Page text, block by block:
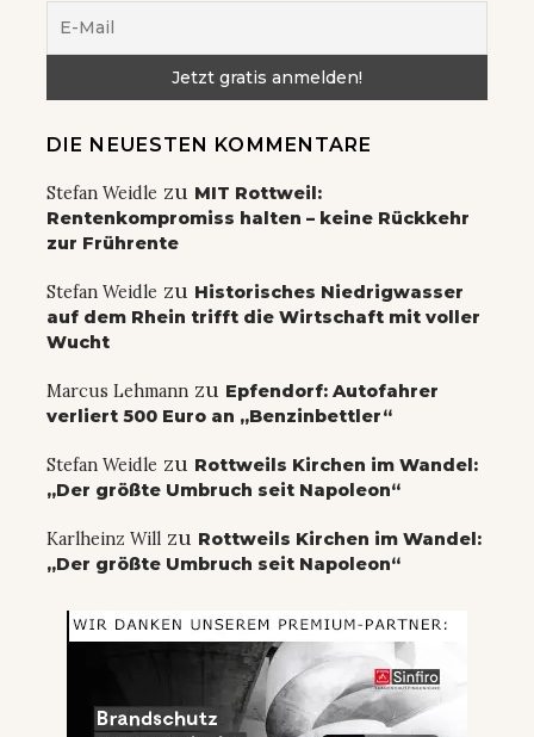
DIE NEUESTEN KOMMENTARE
Stefan Weidle zu MIT Rottweil:
Rentenkompromiss halten – keine Rückkehr
zur Frührente
Stefan Weidle zu Historisches Niedrigwasser
auf dem Rhein trifft die Wirtschaft mit voller
Wucht
Marcus Lehmann zu Epfendorf: Autofahrer
verliert 500 Euro an „Benzinbettler“
Stefan Weidle zu Rottweils Kirchen im Wandel:
„Der größte Umbruch seit Napoleon“
Karlheinz Will zu Rottweils Kirchen im Wandel:
„Der größte Umbruch seit Napoleon“